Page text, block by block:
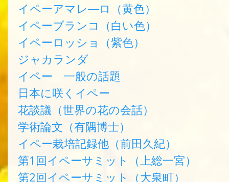
イペーアマレ―ロ（黄色）
イペーブランコ（白い色）
イペーロッショ（紫色）
ジャカランダ
イペー 一般の話題
日本に咲くイペー
花談議（世界の花の会話）
学術論文（有隅博士）
イペー栽培記録他（前田久紀）
第1回イペーサミット（上総一宮）
第2回イペーサミット（大泉町）